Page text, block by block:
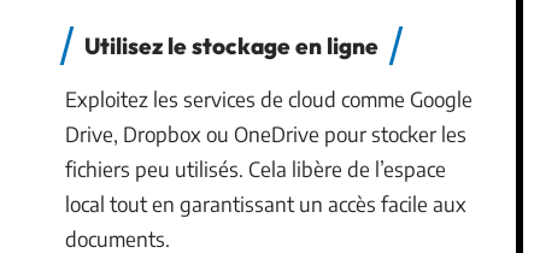
Utilisez le stockage en ligne
Exploitez les services de cloud comme Google
Drive, Dropbox ou OneDrive pour stocker les
fichiers peu utilisés. Cela libère de l’espace
local tout en garantissant un accès facile aux
documents.